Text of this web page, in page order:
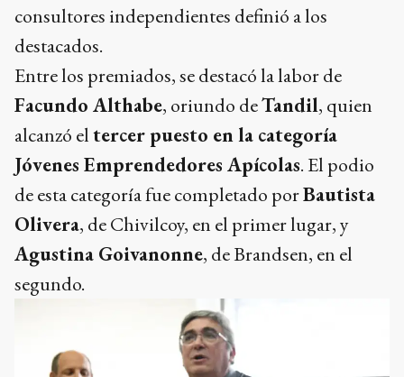
consultores independientes definió a los
destacados.
Entre los premiados, se destacó la labor de
Facundo Althabe, oriundo deTandil, quien
alcanzó eltercer puesto en la categoría
Jóvenes Emprendedores Apícolas. El podio
de esta categoría fue completado porBautista
Olivera, de Chivilcoy, en el primer lugar, y
Agustina Goivanonne, de Brandsen, en el
segundo.